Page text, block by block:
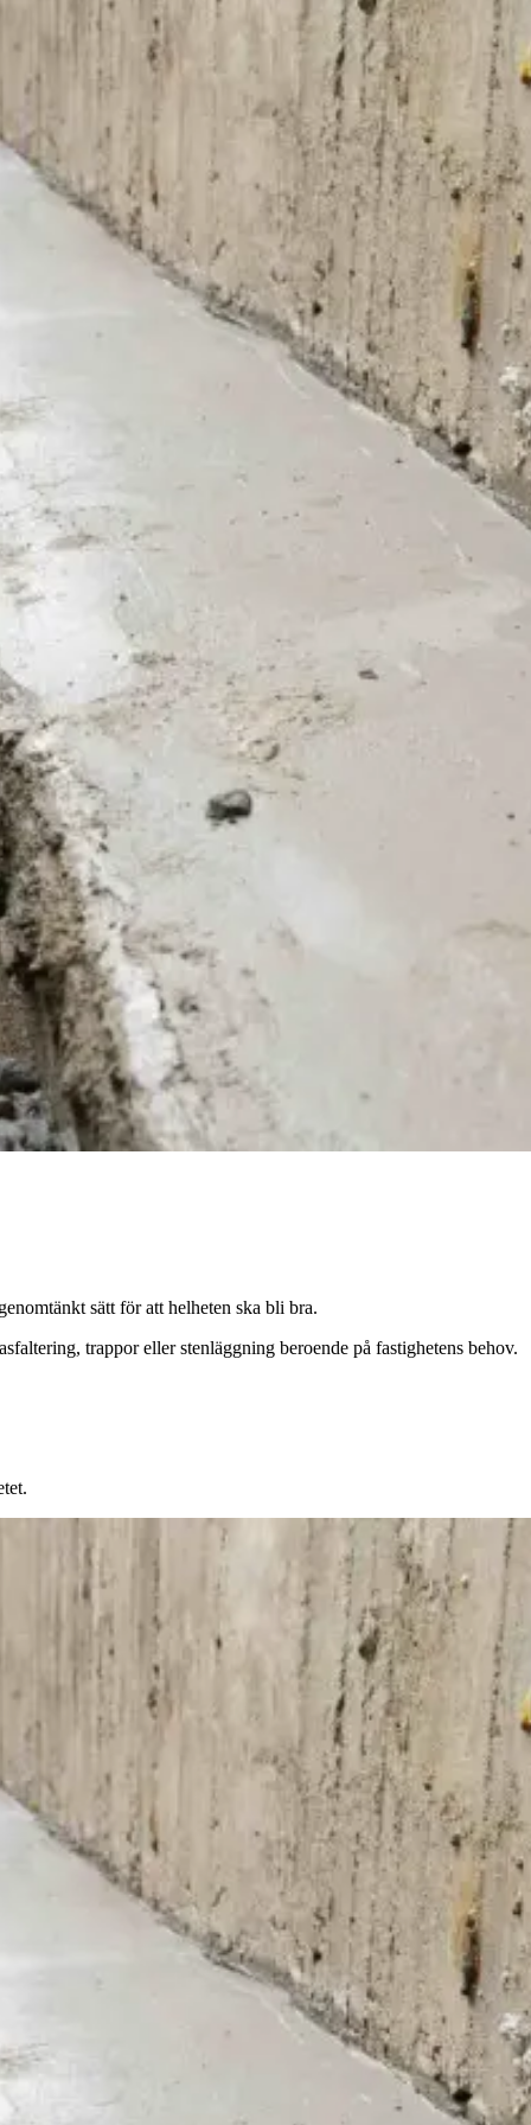
sätt för att helheten ska bli bra.
trappor eller stenläggning beroende på fastighetens behov.